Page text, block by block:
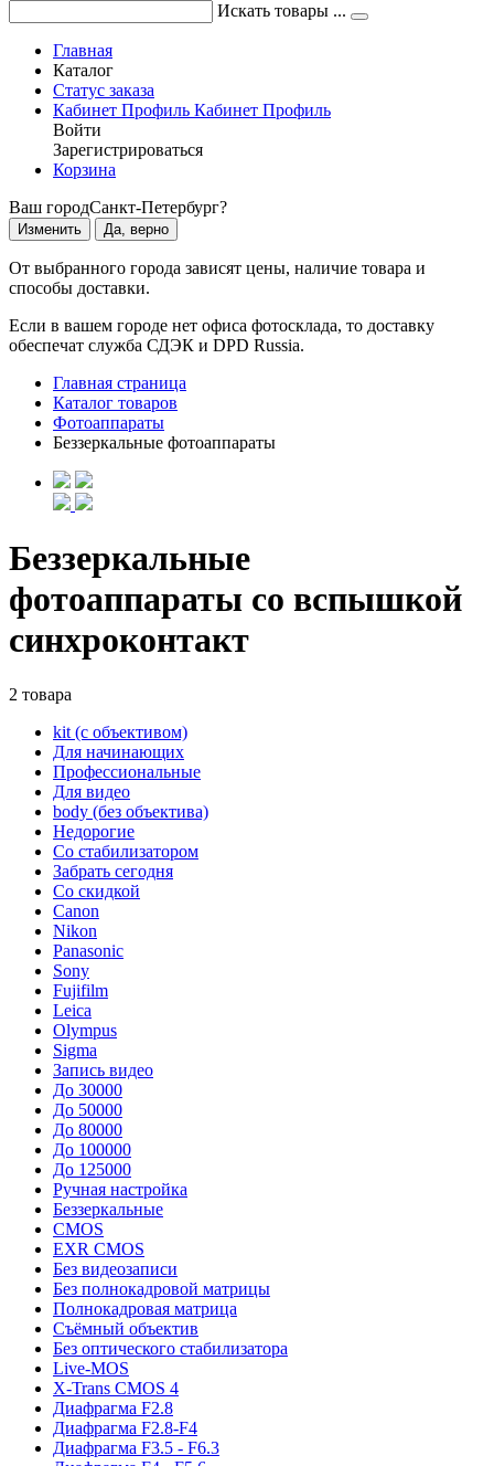
Искать товары ...
Главная
Каталог
Статус заказа
Кабинет Профиль Кабинет Профиль
Войти
Зарегистрироваться
Корзина
Ваш городСанкт-Петербург?
Изменить Да, верно
От выбранного города зависят цены, наличие товара и
способы доставки.
Если в вашем городе нет офиса фотосклада, то доставку
обеспечат служба СДЭК и DPD Russia.
Главная страница
Каталог товаров
Фотоаппараты
Беззеркальные фотоаппараты
Беззеркальные
фотоаппараты со вспышкой
синхроконтакт
2 товара
kit (с объективом)
Для начинающих
Профессиональные
Для видео
body (без объектива)
Недорогие
Со стабилизатором
Забрать сегодня
Со скидкой
Canon
Nikon
Panasonic
Sony
Fujifilm
Leica
Olympus
Sigma
Запись видео
До 30000
До 50000
До 80000
До 100000
До 125000
Ручная настройка
Беззеркальные
CMOS
EXR CMOS
Без видеозаписи
Без полнокадровой матрицы
Полнокадровая матрица
Съёмный объектив
Без оптического стабилизатора
Live-MOS
X-Trans CMOS 4
Диафрагма F2.8
Диафрагма F2.8-F4
Диафрагма F3.5 - F6.3